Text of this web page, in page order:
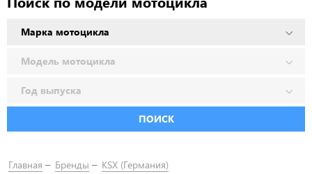
ПОИСК
Главная Бренды KSX (Германия)